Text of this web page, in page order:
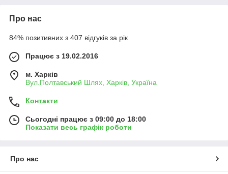
Про нас
84% позитивних з 407 відгуків за рік
Працює з 19.02.2016
м. Харків
Вул.Полтавський Шлях, Харків, Україна
Контакти
Сьогодні працює з 09:00 до 18:00
Показати весь графік роботи
Про нас